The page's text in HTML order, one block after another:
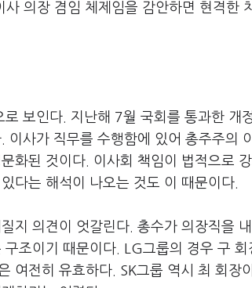
의장 겸임 체제임을 감안하면 현격한
보인다. 지난해 7월 국회를 통과한 개
사가 직무를 수행함에 있어 총주주의
화된 것이다. 이사회 책임이 법적으로
다는 해석이 나오는 것도 이 때문이다.
지 의견이 엇갈린다. 총수가 의장직을
조이기 때문이다. LG그룹의 경우 구
여전히 유효하다. SK그룹 역시 최 회장